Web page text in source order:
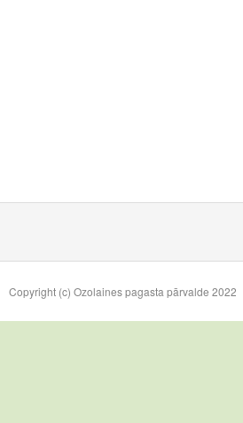
Copyright (c) Ozolaines pagasta pārvalde 2022